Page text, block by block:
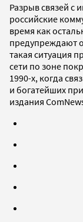
Разрыв связей с
российские
время как
предупреждают
такая ситуация
сети по зоне
1990-х, когда
и богатейших
издания